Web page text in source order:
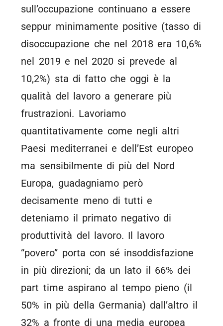
sull’occupazione continuano a essere
seppur minimamente positive (tasso di
disoccupazione che nel 2018 era 10,6%
nel 2019 e nel 2020 si prevede al
10,2%) sta di fatto che oggi è la
qualità del lavoro a generare più
frustrazioni. Lavoriamo
quantitativamente come negli altri
Paesi mediterranei e dell’Est europeo
ma sensibilmente di più del Nord
Europa, guadagniamo però
decisamente meno di tutti e
deteniamo il primato negativo di
produttività del lavoro. Il lavoro
“povero” porta con sé insoddisfazione
in più direzioni; da un lato il 66% dei
part time aspirano al tempo pieno (il
50% in più della Germania) dall’altro il
32% a fronte di una media europea